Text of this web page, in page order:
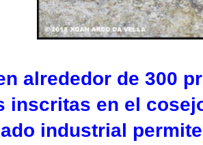
alrededor de 300
inscritas en el
industrial